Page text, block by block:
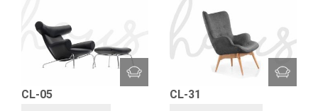
CL-05 CL-31